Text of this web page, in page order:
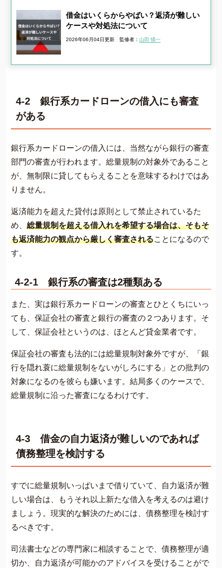
借金はいくらからやばい？返済が難しい
ケースや対処法について
2026年06月04日更新 監修者： 山田 愼一
4-2 銀行系カードローンの借入にも審査
がある
銀行系カードローンの借入には、当然ながら銀行の審査
部門の審査が行われます。総量規制の対象外であること
が、無制限に貸してもらえることを意味するわけではあ
りません。
返済能力を超えた貸付は原則として禁止されているた
め、 総量規制を超える借入れを希望する場合は、そもそ
も返済能力の観点から厳しく審査されることになるので
す​​。
4-2-1 銀行系の審査は2種類ある
また、実は銀行系カードローンの審査とひとくちにいっ
ても、保証会社の審査と銀行の審査の２つあります。そ
して、保証会社というのは、ほとんど貸金業者です。
保証会社の審査も法的には総量規制対象外ですが、「銀
行を隠れ蓑に総量規制をないがしろにする」との批判の
対象になるのを彼らも嫌います。結局多くのケースで、
総量規制に沿った審査になるわけです。
4-3 借金の自力返済が難しいのであれば
債務整理を検討する
すでに総量規制いっぱいまで借りていて、自力返済が難
しい場合は、もうそれ以上新たな借入を考えるのは避け
ましょう。現実的な解決のためには、債務整理を検討す
るべきです。
司法書士などの専門家に相談することで、債務整理が適
切か、自力返済が可能かのアドバイスを受けることがで